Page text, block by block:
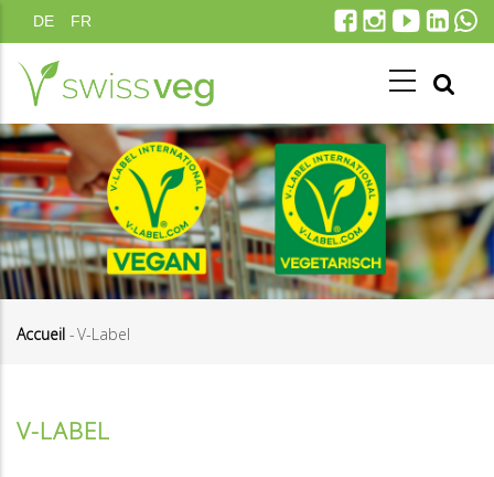
au
contenu
principal
DE FR
Accueil -V-Label
V-LABEL